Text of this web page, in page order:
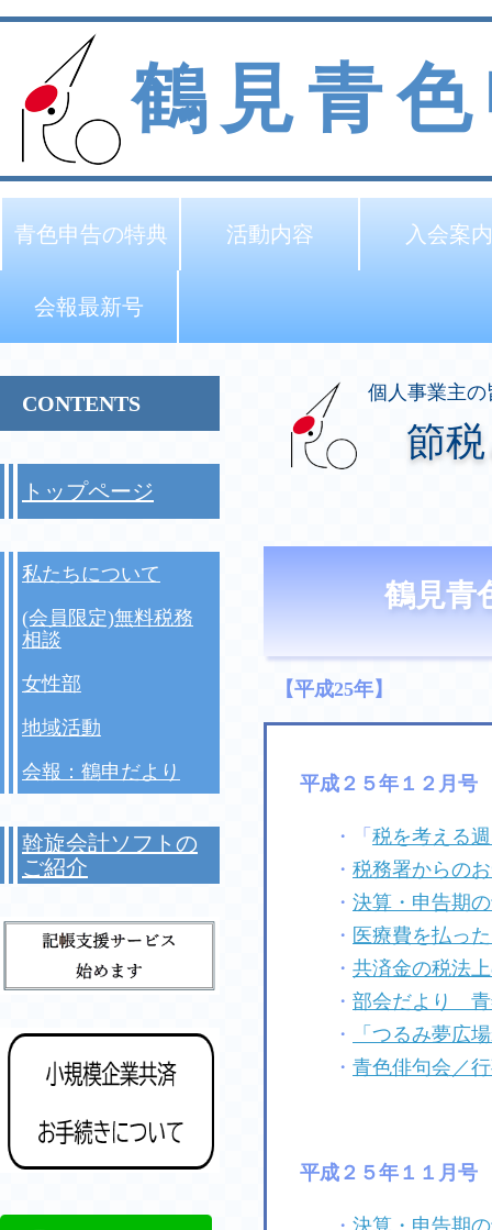
鶴見青
青色申告の特典 活動内容 入会案内
会報最新号
個人事業主の
節
鶴見青
【平成25年】
平成２５年１２月号
・「 税を考える
・ 税務署からの
・ 決算・申告期
・ 医療費を払っ
・ 共済金の税法
・ 部会だより 青
・
「つるみ夢広
・ 青色俳句会／
平成２５年１１月号
・ 決算・申告期
CONTENTS
トップページ
私たちについて
(会員限定)無料税務
相談
女性部
地域活動
会報：鶴申だより
斡旋会計ソフトの
ご紹介